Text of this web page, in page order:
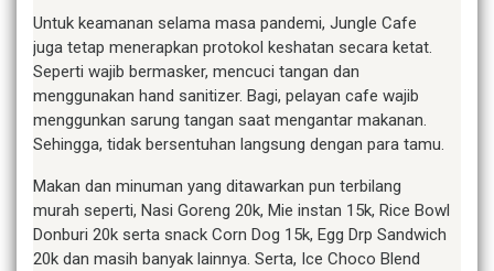
Untuk keamanan selama masa pandemi, Jungle Cafe
juga tetap menerapkan protokol keshatan secara ketat.
Seperti wajib bermasker, mencuci tangan dan
menggunakan hand sanitizer. Bagi, pelayan cafe wajib
menggunkan sarung tangan saat mengantar makanan.
Sehingga, tidak bersentuhan langsung dengan para tamu.
Makan dan minuman yang ditawarkan pun terbilang
murah seperti, Nasi Goreng 20k, Mie instan 15k, Rice Bowl
Donburi 20k serta snack Corn Dog 15k, Egg Drp Sandwich
20k dan masih banyak lainnya. Serta, Ice Choco Blend